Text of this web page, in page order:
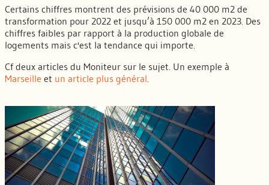
Certains chiffres montrent des prévisions de 40 000 m2 de
transformation pour 2022 et jusqu’à 150 000 m2 en 2023. Des
chiffres faibles par rapport à la production globale de
logements mais c'est la tendance qui importe.
Cf deux articles du Moniteur sur le sujet. Un exemple à
Marseille et un article plus général.